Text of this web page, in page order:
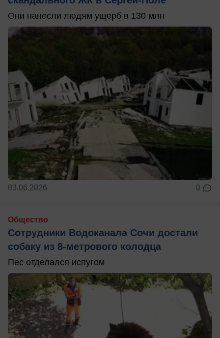
Они нанесли людям ущерб в 130 млн
03.06.2026 0
Общество
Сотрудники Водоканала Сочи достали
собаку из 8-метрового колодца
Пес отделался испугом